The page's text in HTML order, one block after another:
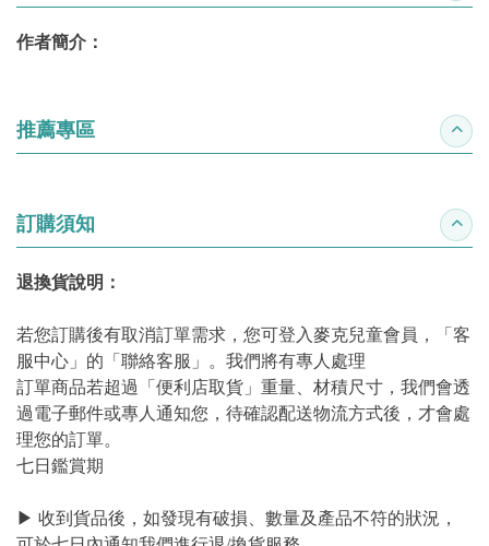
作者簡介：
推薦專區 收合
訂購須知 收合
退換貨說明：
若您訂購後有取消訂單需求，您可登入麥克兒童會員，「客
服中心」的「聯絡客服」。我們將有專人處理
訂單商品若超過「便利店取貨」重量、材積尺寸，我們會透
過電子郵件或專人通知您，待確認配送物流方式後，才會處
理您的訂單。
七日鑑賞期
▶ 收到貨品後，如發現有破損、數量及產品不符的狀況，